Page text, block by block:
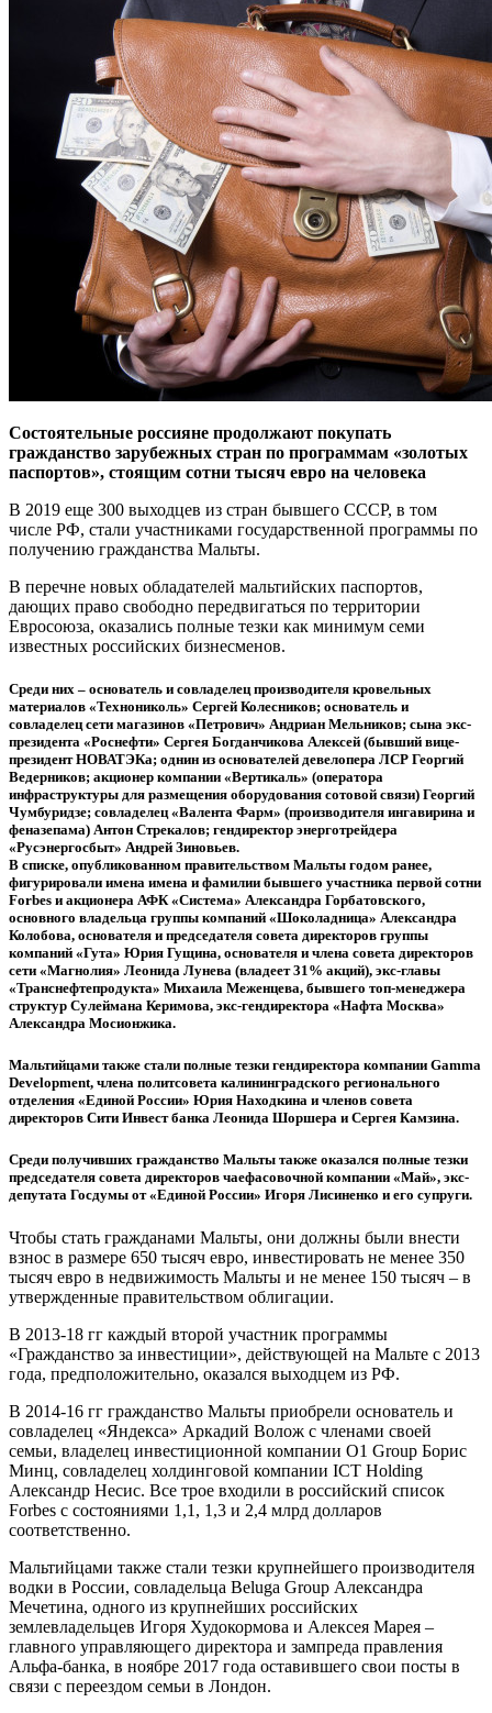
Состоятельные россияне продолжают покупать
гражданство зарубежных стран по программам «золотых
паспортов», стоящим сотни тысяч евро на человека
В 2019 еще 300 выходцев из стран бывшего СССР, в том
числе РФ, стали участниками государственной программы по
получению гражданства Мальты.
В перечне новых обладателей мальтийских паспортов,
дающих право свободно передвигаться по территории
Евросоюза, оказались полные тезки как минимум семи
известных российских бизнесменов.
Среди них – основатель и совладелец производителя кровельных
материалов «Технониколь» Сергей Колесников; основатель и
совладелец сети магазинов «Петрович» Андриан Мельников; сына экс-
президента «Роснефти» Сергея Богданчикова Алексей (бывший вице-
президент НОВАТЭКа; однин из основателей девелопера ЛСР Георгий
Ведерников; акционер компании «Вертикаль» (оператора
инфраструктуры для размещения оборудования сотовой связи) Георгий
Чумбуридзе; совладелец «Валента Фарм» (производителя ингавирина и
феназепама) Антон Стрекалов; гендиректор энерготрейдера
«Русэнергосбыт» Андрей Зиновьев.
В списке, опубликованном правительством Мальты годом ранее,
фигурировали имена имена и фамилии бывшего участника первой сотни
Forbes и акционера АФК «Система» Александра Горбатовского,
основного владельца группы компаний «Шоколадница» Александра
Колобова, основателя и председателя совета директоров группы
компаний «Гута» Юрия Гущина, основателя и члена совета директоров
сети «Магнолия» Леонида Лунева (владеет 31% акций), экс-главы
«Транснефтепродукта» Михаила Меженцева, бывшего топ-менеджера
структур Сулеймана Керимова, экс-гендиректора «Нафта Москва»
Александра Мосионжика.
Мальтийцами также стали полные тезки гендиректора компании Gamma
Development, члена политсовета калининградского регионального
отделения «Единой России» Юрия Находкина и членов совета
директоров Сити Инвест банка Леонида Шоршера и Сергея Камзина.
Среди получивших гражданство Мальты также оказался полные тезки
председателя совета директоров чаефасовочной компании «Май», экс-
депутата Госдумы от «Единой России» Игоря Лисиненко и его супруги.
Чтобы стать гражданами Мальты, они должны были внести
взнос в размере 650 тысяч евро, инвестировать не менее 350
тысяч евро в недвижимость Мальты и не менее 150 тысяч – в
утвержденные правительством облигации.
В 2013-18 гг каждый второй участник программы
«Гражданство за инвестиции», действующей на Мальте с 2013
года, предположительно, оказался выходцем из РФ.
В 2014-16 гг гражданство Мальты приобрели основатель и
совладелец «Яндекса» Аркадий Волож с членами своей
семьи, владелец инвестиционной компании O1 Group Борис
Минц, совладелец холдинговой компании ICT Holding
Александр Несис. Все трое входили в российский список
Forbes с состояниями 1,1, 1,3 и 2,4 млрд долларов
соответственно.
Мальтийцами также стали тезки крупнейшего производителя
водки в России, совладельца Beluga Group Александра
Мечетина, одного из крупнейших российских
землевладельцев Игоря Худокормова и Алексея Марея –
главного управляющего директора и зампреда правления
Альфа-банка, в ноябре 2017 года оставившего свои посты в
связи с переездом семьи в Лондон.